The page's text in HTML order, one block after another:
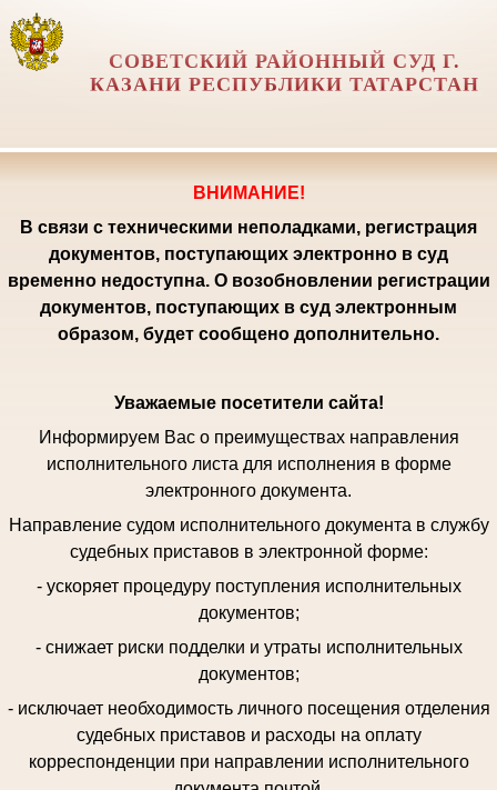
СОВЕТСКИЙ РАЙОННЫЙ СУД Г.
КАЗАНИ РЕСПУБЛИКИ ТАТАРСТАН
ВНИМАНИЕ!
В связи с техническими неполадками, регистрация
документов, поступающих электронно в суд
временно недоступна. О возобновлении регистрации
документов, поступающих в суд электронным
образом, будет сообщено дополнительно.
Уважаемые посетители сайта!
Информируем Вас о преимуществах направления
исполнительного листа для исполнения в форме
электронного документа.
Направление судом исполнительного документа в службу
судебных приставов в электронной форме:
- ускоряет процедуру поступления исполнительных
документов;
- снижает риски подделки и утраты исполнительных
документов;
- исключает необходимость личного посещения отделения
судебных приставов и расходы на оплату
корреспонденции при направлении исполнительного